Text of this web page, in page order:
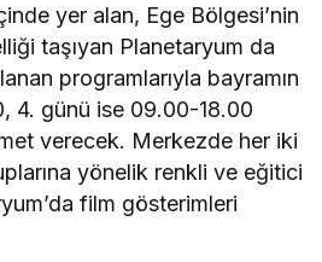
yer alan, Ege Bölgesi’nin
taşıyan Planetaryum da
programlarıyla bayramın
4. günü ise 09.00-18.00
verecek. Merkezde her iki
yönelik renkli ve eğitici
film gösterimleri